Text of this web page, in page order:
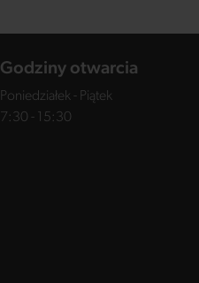
Godziny otwarcia
Poniedziałek - Piątek
7:30 - 15:30